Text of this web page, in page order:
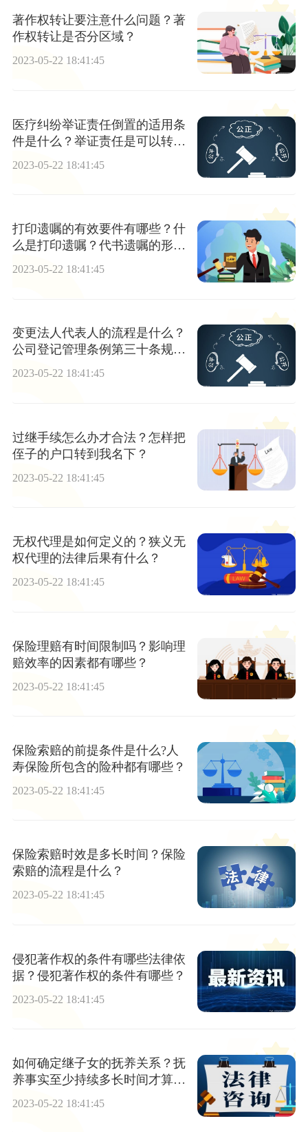
著作权转让要注意什么问题？著
作权转让是否分区域？
2023-05-22 18:41:45
医疗纠纷举证责任倒置的适用条
件是什么？举证责任是可以转移
2023-05-22 18:41:45
打印遗嘱的有效要件有哪些？什
么是打印遗嘱？代书遗嘱的形式
要件是什么
2023-05-22 18:41:45
变更法人代表人的流程是什么？
公司登记管理条例第三十条规定
内容是什么？
2023-05-22 18:41:45
过继手续怎么办才合法？怎样把
侄子的户口转到我名下？
2023-05-22 18:41:45
无权代理是如何定义的？狭义无
权代理的法律后果有什么？
2023-05-22 18:41:45
保险理赔有时间限制吗？影响理
赔效率的因素都有哪些？
2023-05-22 18:41:45
保险索赔的前提条件是什么?人
寿保险所包含的险种都有哪些？
2023-05-22 18:41:45
保险索赔时效是多长时间？保险
索赔的流程是什么？
2023-05-22 18:41:45
侵犯著作权的条件有哪些法律依
据？侵犯著作权的条件有哪些？
2023-05-22 18:41:45
如何确定继子女的抚养关系？抚
养事实至少持续多长时间才算形
成抚养关系？
2023-05-22 18:41:45